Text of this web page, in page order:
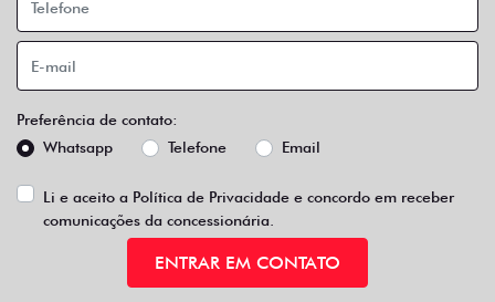
Preferência de contato:
Whatsapp
Telefone Email
Li e aceito a Política de Privacidade e concordo em receber
comunicações da concessionária.
ENTRAR EM CONTATO